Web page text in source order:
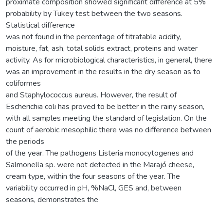
probability by Tukey test between the two seasons.
Statistical difference
was not found in the percentage of titratable acidity,
moisture, fat, ash, total solids extract, proteins and water
activity. As for microbiological characteristics, in general, there
was an improvement in the results in the dry season as to
coliformes
and Staphylococcus aureus. However, the result of
Escherichia coli has proved to be better in the rainy season,
with all samples meeting the standard of legislation. On the
count of aerobic mesophilic there was no difference between
the periods
of the year. The pathogens Listeria monocytogenes and
Salmonella sp. were not detected in the Marajó cheese,
cream type, within the four seasons of the year. The
variability occurred in pH, %NaCl, GES and, between
seasons, demonstrates the